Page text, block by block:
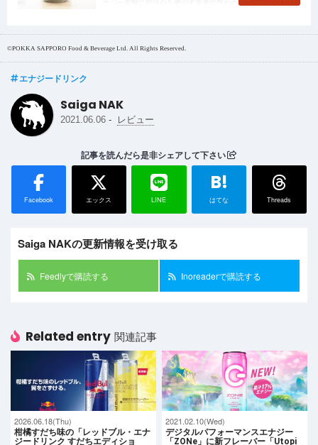
©POKKA SAPPORO Food & Beverage Ltd. All Rights Reserved.
エナジードリンク
Saiga NAK
2021.06.06 - レビュー
記事を読んだら是非シェアして下さい
Facebook エックス LINE
B!
はてな Threads
Saiga NAKの更新情報を受け取る
Feedlyで購読する Inoreaderで購読する
Related entry 関連記事
2026.06.18(Thu)
柑橘すだち味の「レッドブル・エナ
ジードリンク すだちエディショ
2021.02.10(Wed)
デジタルパフォーマンスエナジー
「ZONe」に新フレーバー「Utopi